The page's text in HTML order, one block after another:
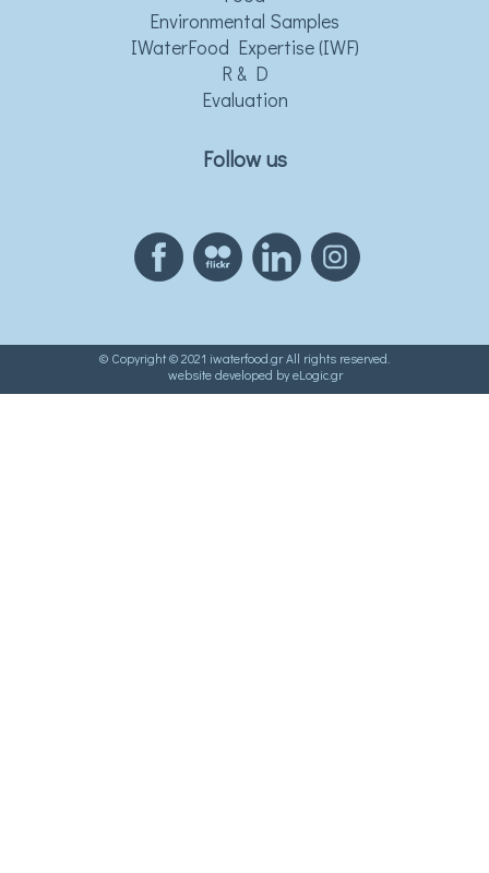
Environmental Samples
IWaterFood Expertise (IWF)
R & D
Evaluation
Follow us
© Copyright © 2021 iwaterfood.gr All rights reserved.
website developed by eLogic.gr